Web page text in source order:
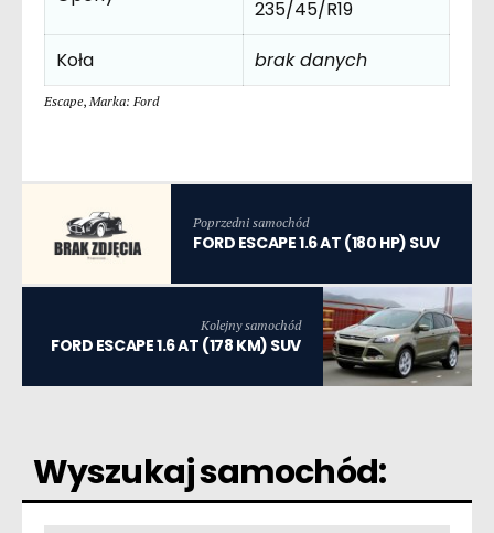
235/45/R19
Koła
brak danych
Escape, Marka: Ford
Poprzedni samochód
FORD ESCAPE 1.6 AT (180 HP) SUV
Kolejny samochód
FORD ESCAPE 1.6 AT (178 KM) SUV
Wyszukaj samochód: